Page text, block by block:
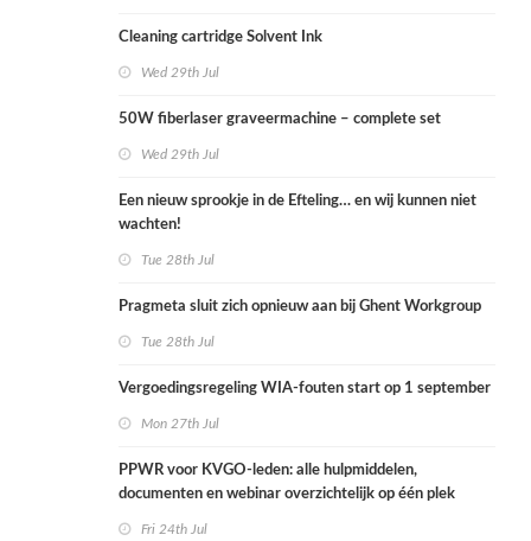
Cleaning cartridge Solvent Ink
Wed 29th Jul
50W fiberlaser graveermachine – complete set
Wed 29th Jul
Een nieuw sprookje in de Efteling… en wij kunnen niet
wachten!
Tue 28th Jul
Pragmeta sluit zich opnieuw aan bij Ghent Workgroup
Tue 28th Jul
Vergoedingsregeling WIA-fouten start op 1 september
Mon 27th Jul
PPWR voor KVGO-leden: alle hulpmiddelen,
documenten en webinar overzichtelijk op één plek
Fri 24th Jul